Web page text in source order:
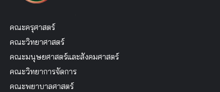
คณะครุศาสตร์
คณะวิทยาศาสตร์
คณะมนุษยศาสตร์และสังคมศาสตร์
คณะวิทยาการจัดการ
คณะพยาบาลศาสตร์